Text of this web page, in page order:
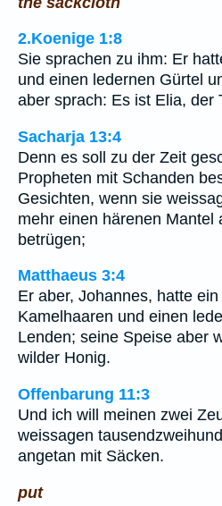
2.Koenige 1:8
Sie sprachen zu ihm: Er
und einen ledernen Gürtel
aber sprach: Es ist Elia, der
Sacharja 13:4
Denn es soll zu der Zeit
Propheten mit Schanden
Gesichten, wenn sie
mehr einen härenen Mantel
betrügen;
Matthaeus 3:4
Er aber, Johannes, hatte
Kamelhaaren und einen
Lenden; seine Speise aber
wilder Honig.
Offenbarung 11:3
Und ich will meinen zwei
weissagen
angetan mit Säcken.
put